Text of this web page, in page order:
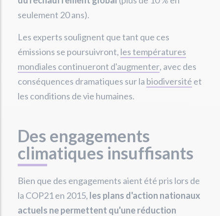
seulement 20 ans).
Les experts soulignent que tant que ces
émissions se poursuivront, les températures
mondiales continueront d'augmenter, avec des
conséquences dramatiques sur la biodiversité et
les conditions de vie humaines.
Des engagements
climatiques insuffisants
Bien que des engagements aient été pris lors de
la COP21 en 2015, les plans d'action nationaux
actuels ne permettent qu'une réduction